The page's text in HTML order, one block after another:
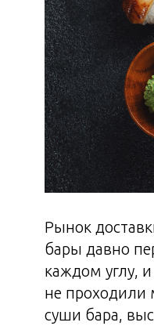
Рынок
бары давно
каждом углу,
не проходили
суши бара,